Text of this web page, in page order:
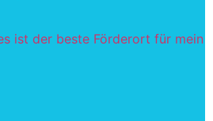
ist der beste Förderort für mein